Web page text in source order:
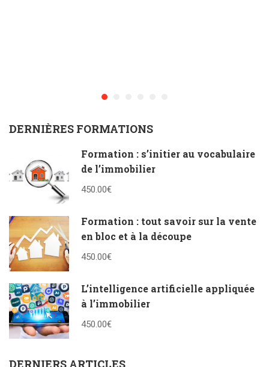
DERNIÈRES FORMATIONS
Formation : s’initier au vocabulaire
de l’immobilier
450.00€
Formation : tout savoir sur la vente
en bloc et à la découpe
450.00€
L’intelligence artificielle appliquée
à l’immobilier
450.00€
DERNIERS ARTICLES